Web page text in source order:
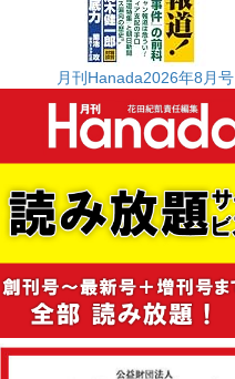
月刊Hanada2026年8月号